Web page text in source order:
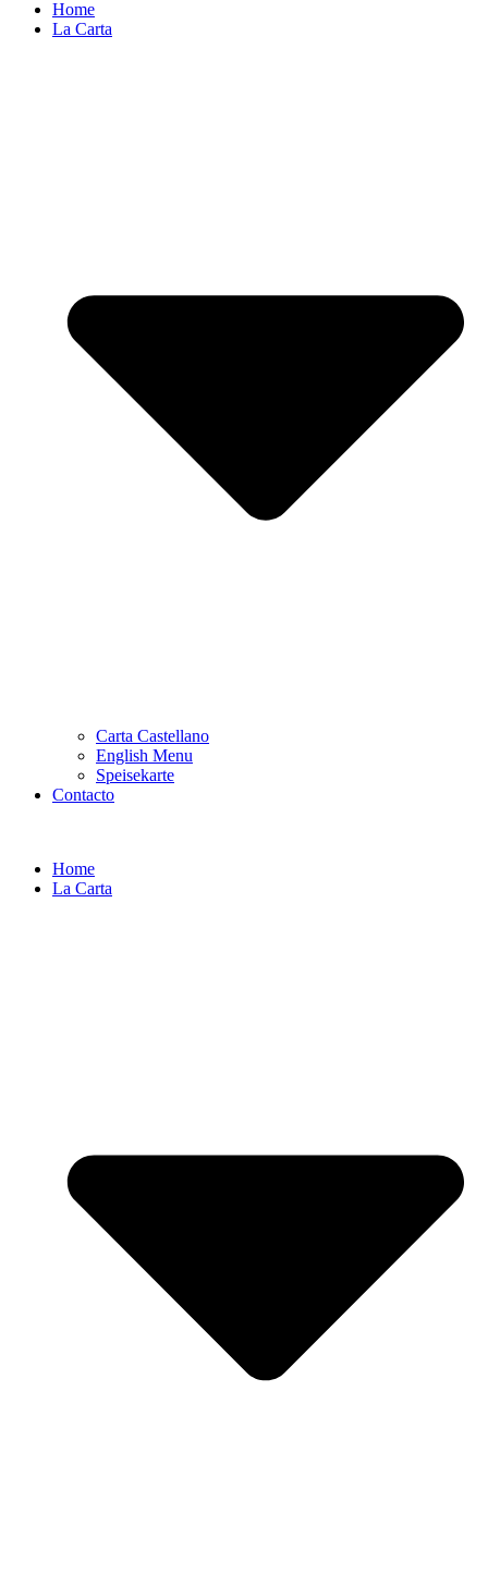
Home
La Carta
Carta Castellano
English Menu
Speisekarte
Contacto
Home
La Carta